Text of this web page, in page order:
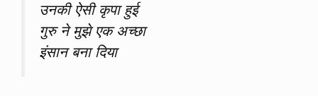
उनकी ऐसी कृपा हुई
गुरु ने मुझे एक अच्छा
इंसान बना दिया